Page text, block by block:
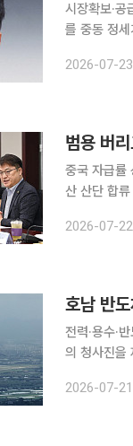
시장확보·공
를 중동 정세가 다시 격랑에 빠지면서 국제유가와 천연가스 가격이 요동치고 있다. 호르무즈해협의
흔들고 있다
2026-07-
범용 버
중국 자급률
산 산단 합류 여부 '촉
편’은 벼랑
2026-07-
전력·용수·반도
의 청사진을
우할 핵심
2026-07-